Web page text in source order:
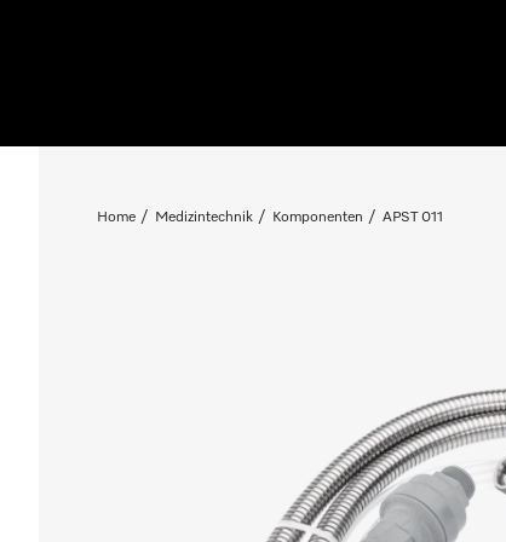
Home Medizintechnik Komponenten APST 011